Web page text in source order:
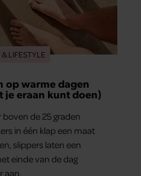
LIFESTYLE
op warme dagen
je eraan kunt doen)
de 25 graden
in één klap een maat
slippers laten een
einde van de dag
aan.